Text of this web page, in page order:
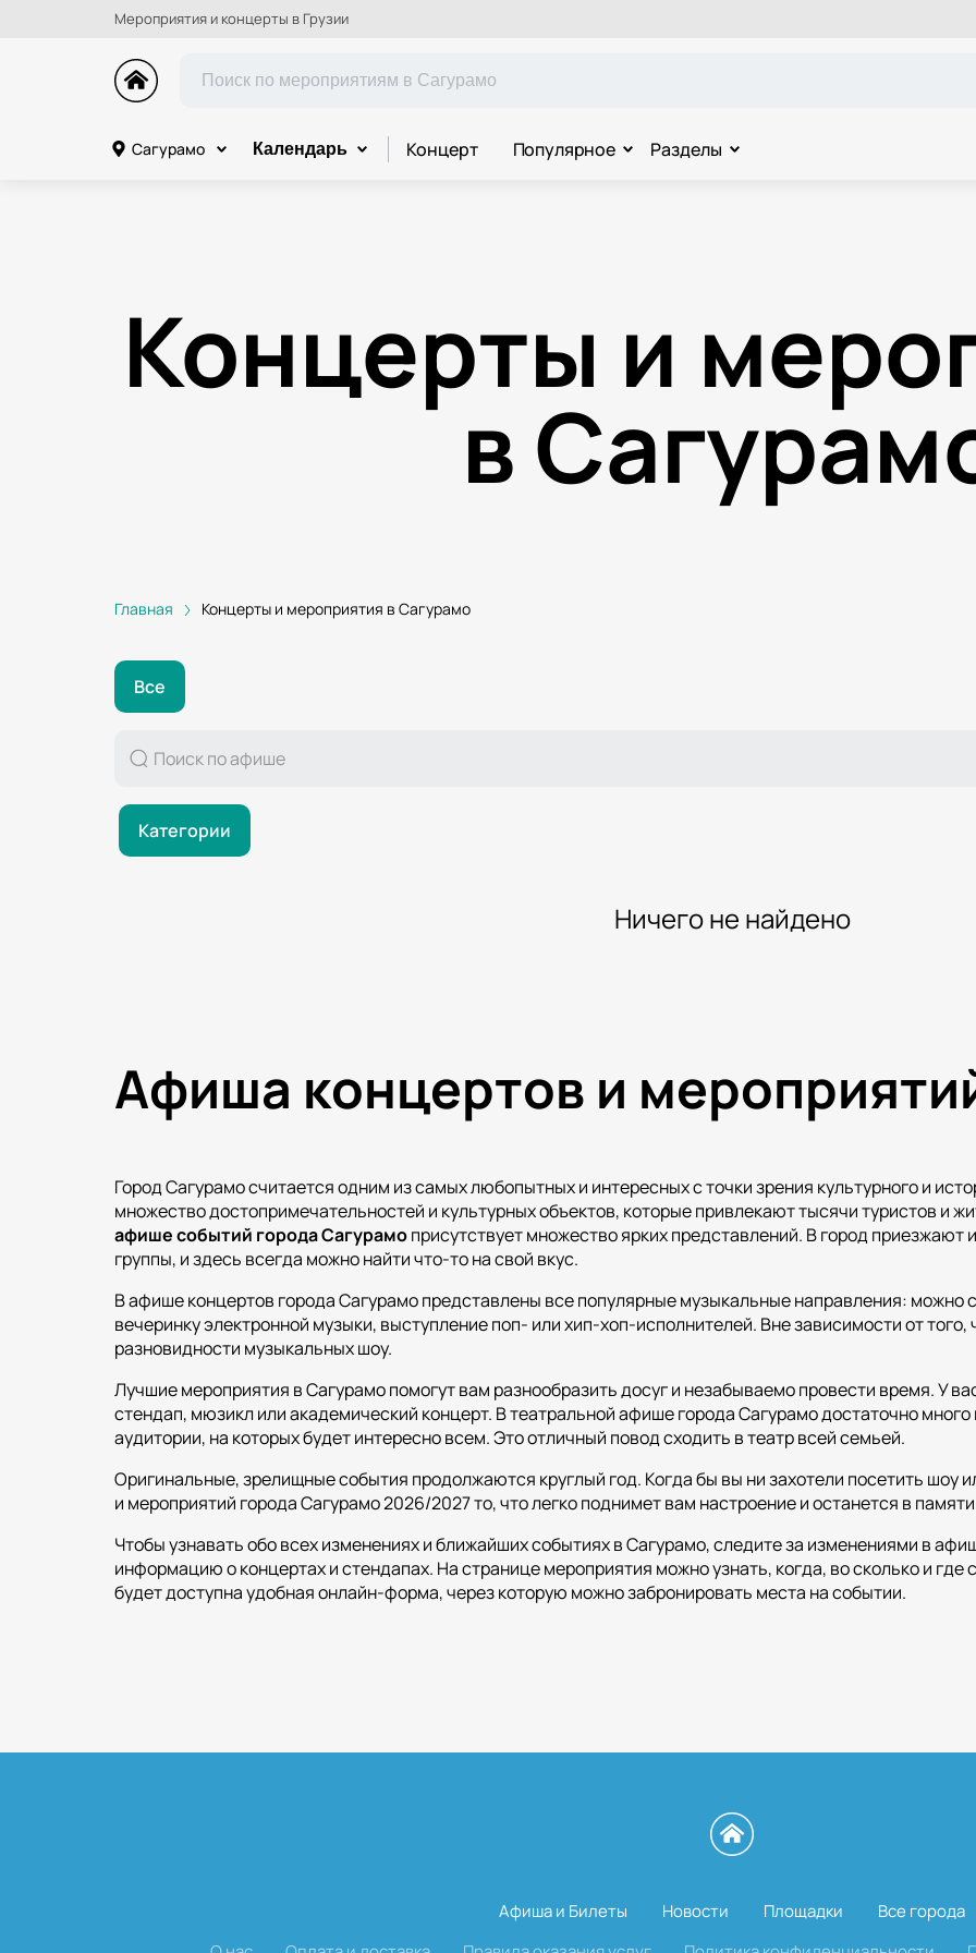
Мероприятия и концерты в Грузии
Сагурамо Календарь Концерт Популярное Разделы
Концерты и
в
Главная Концерты и мероприятия в Сагурамо
Все
Категории
Ничего не найдено
Афиша концертов и
Город Сагурамо считается одним из самых любопытных и интересных с точки зрения культурного и
множество достопримечательностей и культурных объектов, которые привлекают тысячи туристов и
афише событий города Сагурамоприсутствует множество ярких представлений. В город приезжают
группы, и здесь всегда можно найти что-то на свой вкус.
В афише концертов города Сагурамо представлены все популярные музыкальные направления: можно
вечеринку электронной музыки, выступление поп- или хип-хоп-исполнителей. Вне зависимости от
разновидности музыкальных шоу.
Лучшие мероприятия в Сагурамо помогут вам разнообразить досуг и незабываемо провести время. У
стендап, мюзикл или академический концерт. В театральной афише города Сагурамо достаточно много
аудитории, на которых будет интересно всем. Это отличный повод сходить в театр всей семьей.
Оригинальные, зрелищные события продолжаются круглый год. Когда бы вы ни захотели посетить шоу
и мероприятий города Сагурамо 2026/2027 то, что легко поднимет вам настроение и останется в
Чтобы узнавать обо всех изменениях и ближайших событиях в Сагурамо, следите за изменениями в
информацию о концертах и стендапах. На странице мероприятия можно узнать, когда, во сколько и где
будет доступна удобная онлайн-форма, через которую можно забронировать места на событии.
Афиша и Билеты Новости Площадки
Все города